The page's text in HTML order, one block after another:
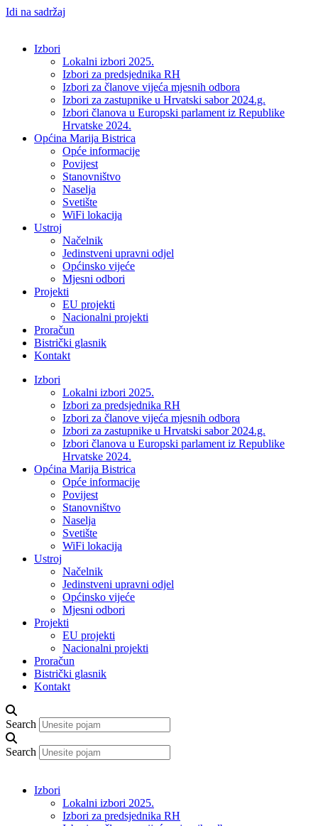
Idi na sadržaj
Izbori
Lokalni izbori 2025.
Izbori za predsjednika RH
Izbori za članove vijeća mjesnih odbora
Izbori za zastupnike u Hrvatski sabor 2024.g.
Izbori članova u Europski parlament iz Republike
Hrvatske 2024.
Općina Marija Bistrica
Opće informacije
Povijest
Stanovništvo
Naselja
Svetište
WiFi lokacija
Ustroj
Načelnik
Jedinstveni upravni odjel
Općinsko vijeće
Mjesni odbori
Projekti
EU projekti
Nacionalni projekti
Proračun
Bistrički glasnik
Kontakt
Izbori
Lokalni izbori 2025.
Izbori za predsjednika RH
Izbori za članove vijeća mjesnih odbora
Izbori za zastupnike u Hrvatski sabor 2024.g.
Izbori članova u Europski parlament iz Republike
Hrvatske 2024.
Općina Marija Bistrica
Opće informacije
Povijest
Stanovništvo
Naselja
Svetište
WiFi lokacija
Ustroj
Načelnik
Jedinstveni upravni odjel
Općinsko vijeće
Mjesni odbori
Projekti
EU projekti
Nacionalni projekti
Proračun
Bistrički glasnik
Kontakt
Search
Search
Izbori
Lokalni izbori 2025.
Izbori za predsjednika RH